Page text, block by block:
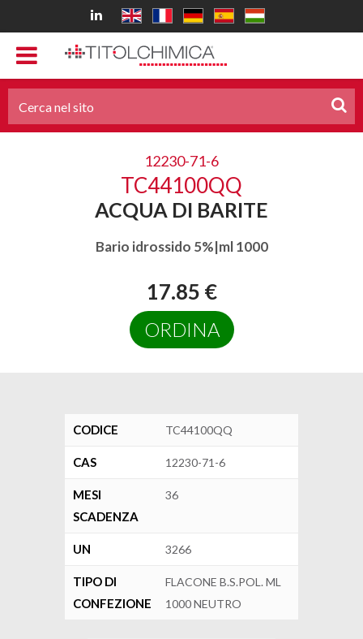
12230-71-6
TC44100QQ
ACQUA DI BARITE
Bario idrossido 5%|ml 1000
17.85 €
ORDINA
CODICE TC44100QQ
CAS 12230-71-6
MESI
SCADENZA
36
UN 3266
TIPO DI
CONFEZIONE
FLACONE B.S.POL. ML
1000 NEUTRO